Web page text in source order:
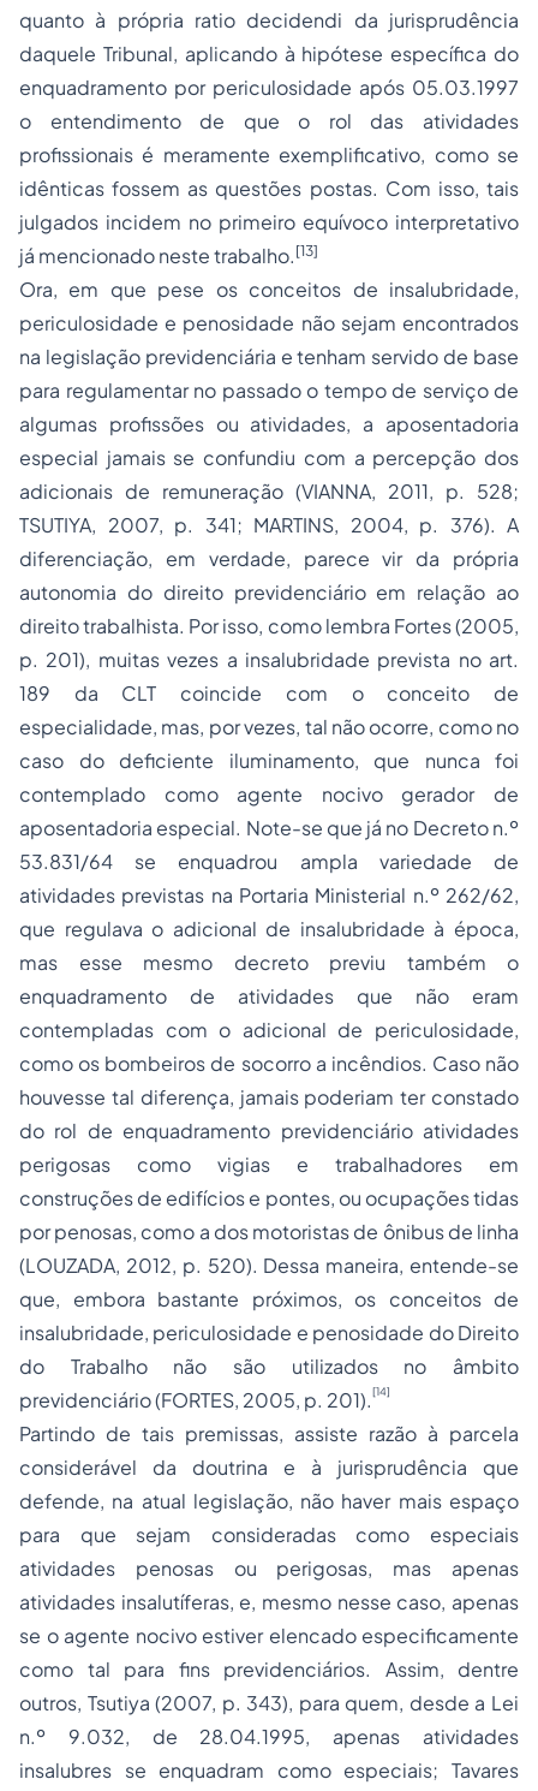
quanto à própria ratio decidendi da jurisprudência
daquele Tribunal, aplicando à hipótese específica do
enquadramento por periculosidade após 05.03.1997
o entendimento de que o rol das atividades
profissionais é meramente exemplificativo, como se
idênticas fossem as questões postas. Com isso, tais
julgados incidem no primeiro equívoco interpretativo
já mencionado neste trabalho. [13]
Ora, em que pese os conceitos de insalubridade,
periculosidade e penosidade não sejam encontrados
na legislação previdenciária e tenham servido de base
para regulamentar no passado o tempo de serviço de
algumas profissões ou atividades, a aposentadoria
especial jamais se confundiu com a percepção dos
adicionais de remuneração (VIANNA, 2011, p. 528;
TSUTIYA, 2007, p. 341; MARTINS, 2004, p. 376). A
diferenciação, em verdade, parece vir da própria
autonomia do direito previdenciárioem relação ao
direito trabalhista. Por isso, como lembra Fortes (2005,
p. 201), muitas vezes a insalubridade prevista no art.
189 da CLT coincide com o conceito de
especialidade, mas, por vezes, tal não ocorre, como no
caso do deficiente iluminamento, que nunca foi
contemplado como agente nocivo gerador de
aposentadoria especial. Note-se que já no Decreto n.º
53.831/64 se enquadrou ampla variedade de
atividades previstas na Portaria Ministerial n.º 262/62,
que regulava o adicional de insalubridade à época,
mas esse mesmo decreto previu também o
enquadramento de atividades que não eram
contempladas com o adicional de periculosidade,
como os bombeiros de socorro a incêndios. Caso não
houvesse tal diferença, jamais poderiam ter constado
do rol de enquadramento previdenciário atividades
perigosas como vigias e trabalhadores em
construções de edifícios e pontes, ou ocupações tidas
por penosas, como a dos motoristas de ônibus de linha
(LOUZADA, 2012, p. 520). Dessa maneira, entende-se
que, embora bastante próximos, os conceitos de
insalubridade, periculosidade e penosidade doDireito
do Trabalhonão são utilizados no âmbito
previdenciário (FORTES, 2005, p. 201).[14]
Partindo de tais premissas, assiste razão à parcela
considerável da doutrina e à jurisprudência que
defende, na atual legislação, não haver mais espaço
para que sejam consideradas como especiais
atividades penosas ou perigosas, mas apenas
atividades insalutíferas, e, mesmo nesse caso, apenas
se o agente nocivo estiver elencado especificamente
como tal para fins previdenciários. Assim, dentre
outros, Tsutiya (2007, p. 343), para quem, desde a Lei
n.º 9.032, de 28.04.1995, apenas atividades
insalubres se enquadram como especiais; Tavares